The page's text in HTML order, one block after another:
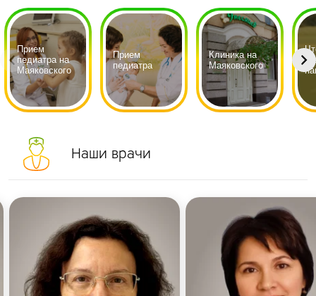
Прием
педиатра на
Маяковского
Прием
педиатра
Клиника на
Маяковского
Наши врачи